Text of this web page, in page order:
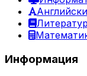
Информация